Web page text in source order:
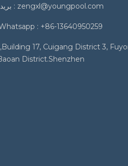
بريد الالكتروني : zengxl@youngpool.com
: +86-13640950259
District.Shenzhen